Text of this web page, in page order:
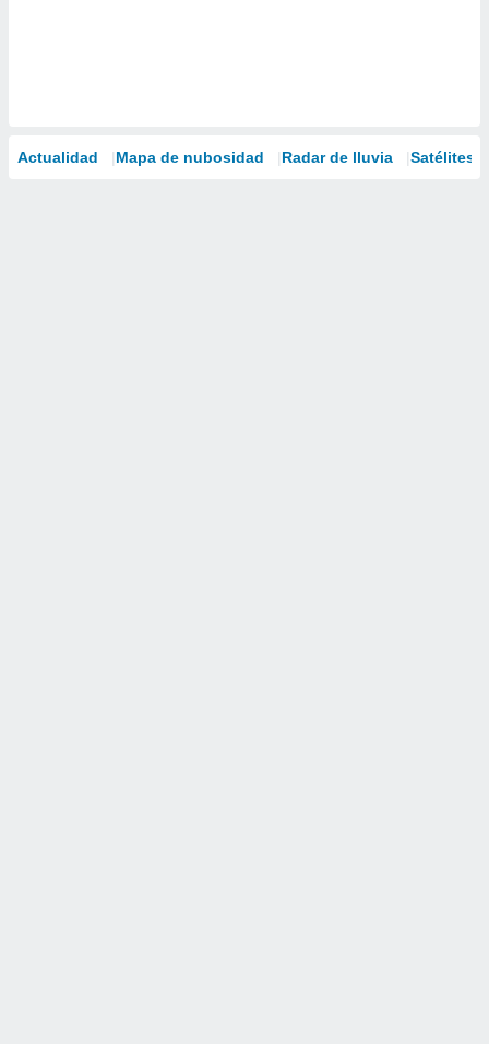
Actualidad Mapa de nubosidad Radar de lluvia Satélites